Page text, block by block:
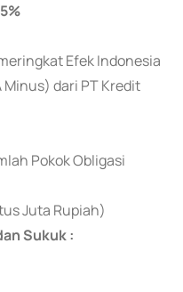
Efek Indonesia
Minus) dari PT Kredit
Pokok Obligasi
Juta Rupiah)
Sukuk :